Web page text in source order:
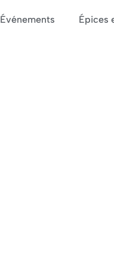
Événements Épices